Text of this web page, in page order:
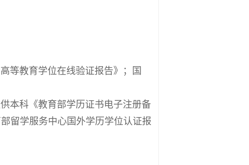
等教育学位在线验证报告》；国
本科《教育部学历证书电子注册备
留学服务中心国外学历学位认证报